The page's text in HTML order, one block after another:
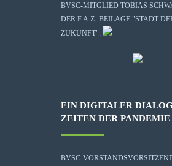
BVSC-MITGLIED TOBIAS
DER F.A.Z.-BEILAGE "STADT
ZUKUNFT":
EIN DIGITALER
ZEITEN DER PANDEMIE
BVSC-